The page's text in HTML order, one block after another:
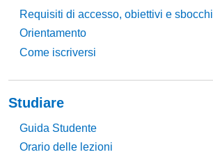
Requisiti di accesso, obiettivi e sbocchi
Orientamento
Come iscriversi
Studiare
Guida Studente
Orario delle lezioni